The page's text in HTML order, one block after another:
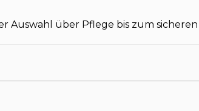
über Pflege bis zum sicheren